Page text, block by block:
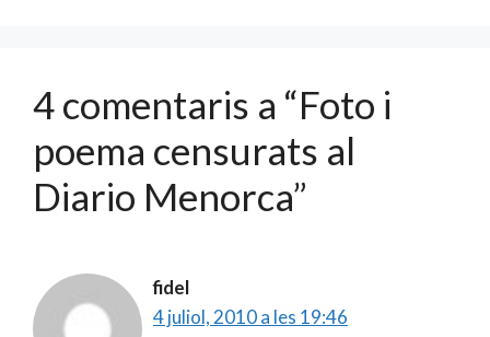
4 comentaris a “Foto i
poema censurats al
Diario Menorca”
fidel
4 juliol, 2010 a les 19:46